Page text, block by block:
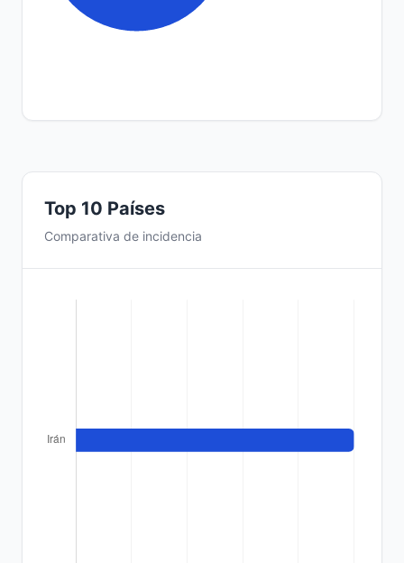
Top 10 Países
Comparativa de incidencia